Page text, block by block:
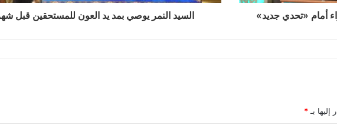
أمام «تحدي جديد» السيد النمر يوصي بمد يد العون للمستحقين قبل
إليها بـ*